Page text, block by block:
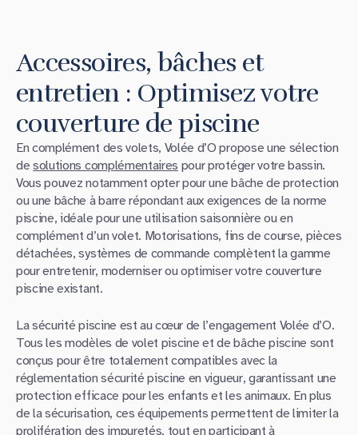
Accessoires, bâches et
entretien : Optimisez votre
couverture de piscine
En complément des volets, Volée d’O propose une sélection
desolutions complémentaires pour protéger votre bassin.
Vous pouvez notamment opter pour une bâche de protection
ou une bâche à barre répondant aux exigences de la norme
piscine, idéale pour une utilisation saisonnière ou en
complément d’un volet. Motorisations, fins de course, pièces
détachées, systèmes de commande complètent la gamme
pour entretenir, moderniser ou optimiser votre couverture
piscine existant.
La sécurité piscine est au cœur de l’engagement Volée d’O.
Tous les modèles de volet piscine et de bâche piscine sont
conçus pour être totalement compatibles avec la
réglementation sécurité piscine en vigueur, garantissant une
protection efficace pour les enfants et les animaux. En plus
de la sécurisation, ces équipements permettent de limiter la
prolifération des impuretés, tout en participant à